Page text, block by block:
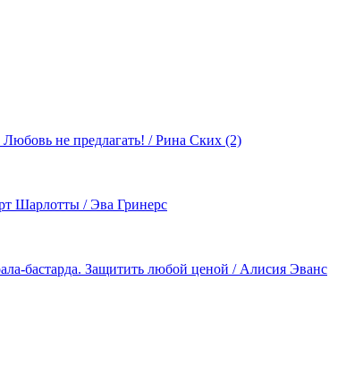
не предлагать! / Рина Ских (2)
Шарлотты / Эва Гринерс
бастарда. Защитить любой ценой / Алисия Эванс